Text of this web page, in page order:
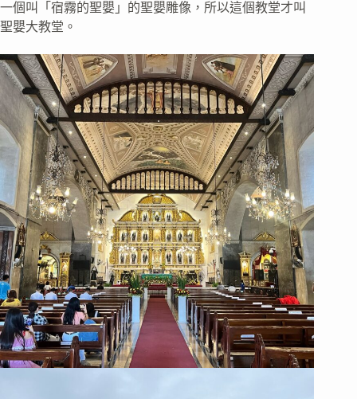
一個叫「宿霧的聖嬰」的聖嬰雕像，所以這個教堂才叫
聖嬰大教堂。